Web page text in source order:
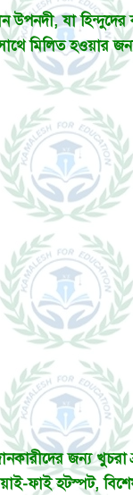
যা হিন্দুদের
মিলিত হওয়ার
জন্য খুচরা
ফাই হটস্পট,